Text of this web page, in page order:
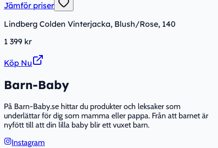
Jämför priser
Lindberg Colden Vinterjacka, Blush/Rose, 140
1 399 kr
Köp Nu
Barn-Baby
På Barn-Baby.se hittar du produkter och leksaker som
underlättar för dig som mamma eller pappa. Från att barnet är
nyfött till att din lilla baby blir ett vuxet barn.
Instagram